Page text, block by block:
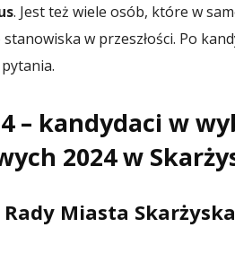
. Jest też wiele osób, które w
w przeszłości. Po
– kandydaci w
2024 w
Miasta